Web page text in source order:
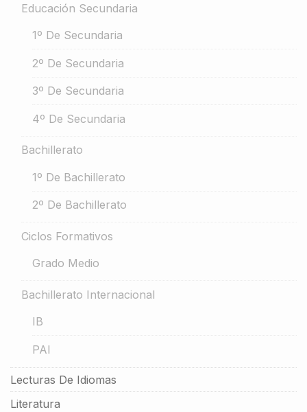
Educación Secundaria
1º De Secundaria
2º De Secundaria
3º De Secundaria
4º De Secundaria
Bachillerato
1º De Bachillerato
2º De Bachillerato
Ciclos Formativos
Grado Medio
Bachillerato Internacional
IB
PAI
Lecturas De Idiomas
Literatura